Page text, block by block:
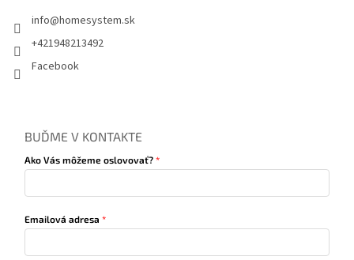
info@homesystem.sk
+421948213492
Facebook
BUĎME V KONTAKTE
Ako Vás môžeme oslovovať?
Emailová adresa